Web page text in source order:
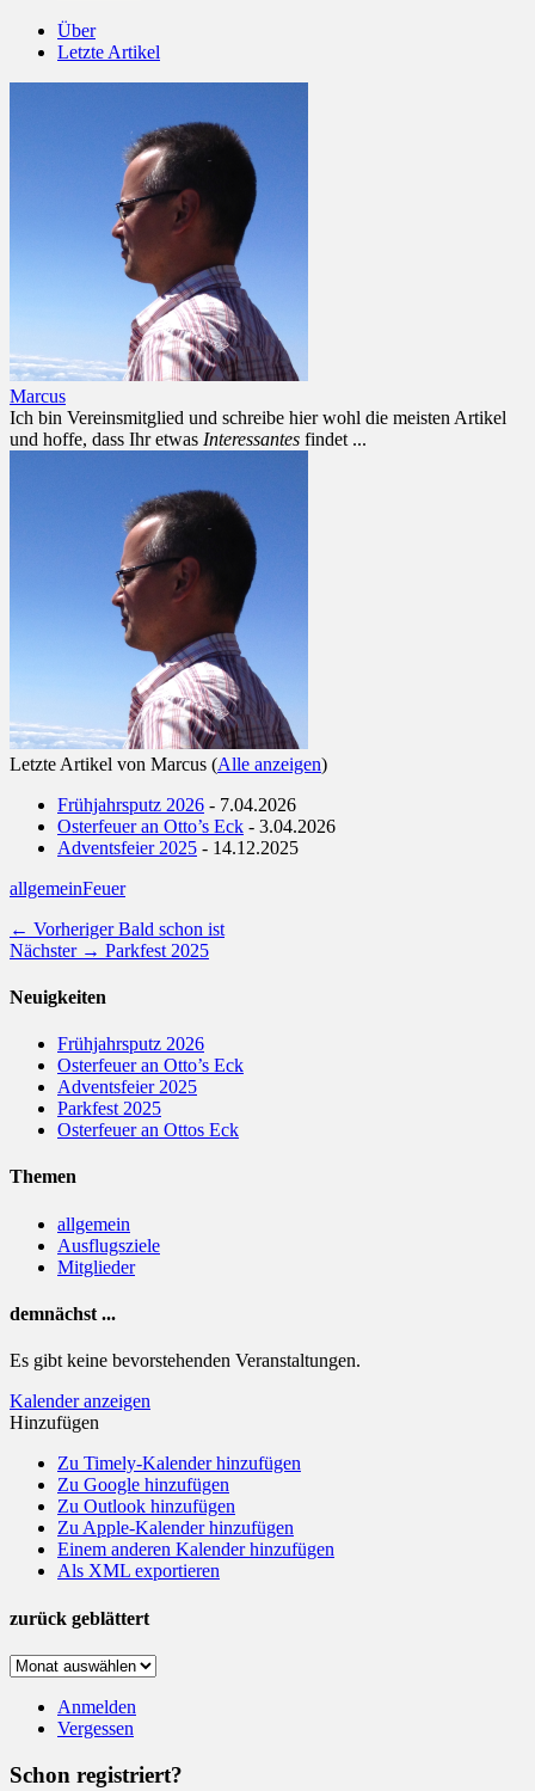
Über
Letzte Artikel
Marcus
Ich bin Vereinsmitglied und schreibe hier wohl die meisten Artikel
und hoffe, dass Ihr etwas Interessantes findet ...
Letzte Artikel von Marcus (Alle anzeigen)
Frühjahrsputz 2026 - 7.04.2026
Osterfeuer an Otto’s Eck - 3.04.2026
Adventsfeier 2025 - 14.12.2025
Kategorien
allgemeinSchlagworte
Feuer
Beitragsnavigation
← Vorheriger Vorheriger
Beitrag:
Bald schon ist
Nächster → Nächster
Parkfest 2025
Neuigkeiten
Frühjahrsputz 2026
Osterfeuer an Otto’s Eck
Adventsfeier 2025
Parkfest 2025
Osterfeuer an Ottos Eck
Themen
allgemein
Ausflugsziele
Mitglieder
demnächst ...
Es gibt keine bevorstehenden Veranstaltungen.
Kalender anzeigen
Hinzufügen
Zu Timely-Kalender hinzufügen
Zu Google hinzufügen
Zu Outlook hinzufügen
Zu Apple-Kalender hinzufügen
Einem anderen Kalender hinzufügen
Als XML exportieren
zurück geblättert
zurück
Anmelden
Vergessen
Schon registriert?